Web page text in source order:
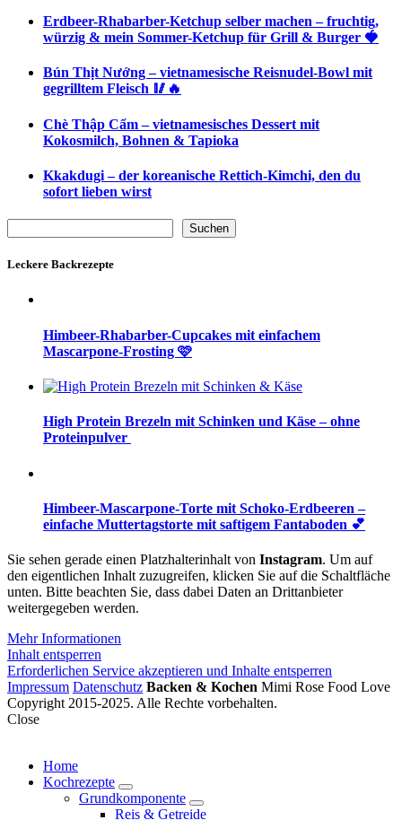
Erdbeer-Rhabarber-Ketchup selber machen – fruchtig,
würzig & mein Sommer-Ketchup für Grill & Burger 🍓
Bún Thịt Nướng – vietnamesische Reisnudel-Bowl mit
gegrilltem Fleisch 🥢🔥
Chè Thập Cẩm – vietnamesisches Dessert mit
Kokosmilch, Bohnen & Tapioka
Kkakdugi – der koreanische Rettich-Kimchi, den du
sofort lieben wirst
Suchen
Leckere Backrezepte
Himbeer-Rhabarber-Cupcakes mit einfachem
Mascarpone-Frosting 🩷
High Protein Brezeln mit Schinken und Käse – ohne
Proteinpulver
Himbeer-Mascarpone-Torte mit Schoko-Erdbeeren –
einfache Muttertagstorte mit saftigem Fantaboden 💕
Sie sehen gerade einen Platzhalterinhalt von Instagram. Um auf
den eigentlichen Inhalt zuzugreifen, klicken Sie auf die Schaltfläche
unten. Bitte beachten Sie, dass dabei Daten an Drittanbieter
weitergegeben werden.
Mehr Informationen
Inhalt entsperren
Erforderlichen Service akzeptieren und Inhalte entsperren
Impressum Datenschutz Backen & Kochen Mimi Rose Food Love
Copyright 2015-2025. Alle Rechte vorbehalten.
Close
Home
Kochrezepte
expand
child
Grundkomponente
expand
Reis & Getreide